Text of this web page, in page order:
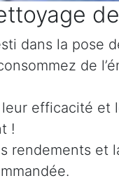
dans la pose
de
efficacité et
!
rendements et